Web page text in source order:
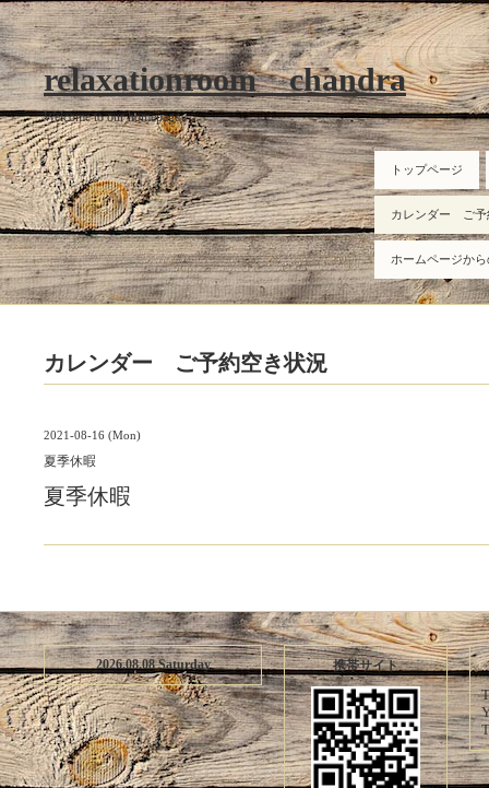
relaxationroom chandra
Welcome to our homepage
トップページ
カレンダー ご予
ホームページか
カレンダー ご予約空き状況
2021-08-16 (Mon)
夏季休暇
夏季休暇
2026.08.08 Saturday 携帯サイト